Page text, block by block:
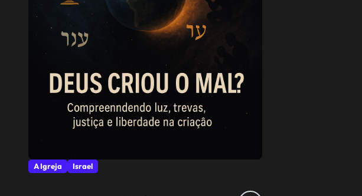
A Igreja Israel